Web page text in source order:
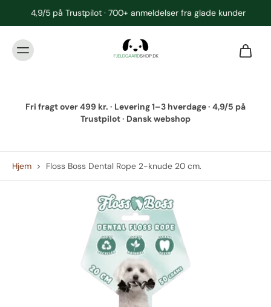
4,9/5 på Trustpilot · 700+ anmeldelser fra glade kunder
Fri fragt over 499 kr. · Levering 1–3 hverdage · 4,9/5 på
Trustpilot · Dansk webshop
Hjem > Floss Boss Dental Rope 2-knude 20 cm.